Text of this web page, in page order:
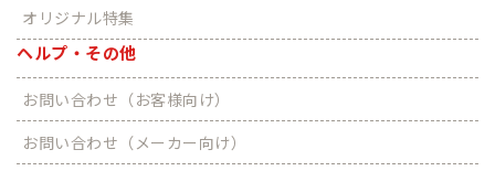
オリジナル特集
ヘルプ・その他
お問い合わせ（お客様向け）
お問い合わせ（メーカー向け）